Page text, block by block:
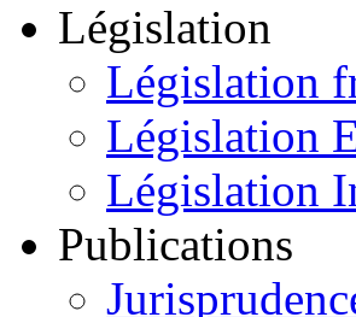
Législation
Législation
Législation
Législation
Publications